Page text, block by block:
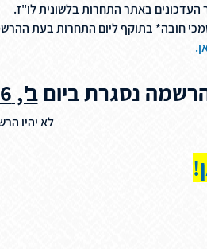
העדכונים באתר התחרות בלשונית לו"ז.
חובה* בתוקף ליום התחרות בעת
נסגרת ביוםב', 14.06, בשעה 12:00
לא יהיו